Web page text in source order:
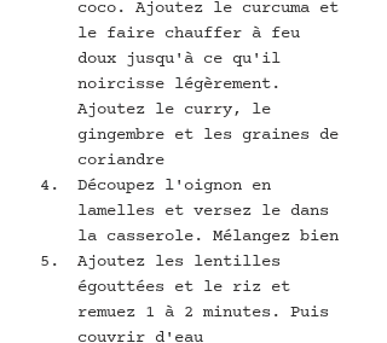
coco. Ajoutez le curcuma et
le faire chauffer à feu
doux jusqu'à ce qu'il
noircisse légèrement.
Ajoutez le curry, le
gingembre et les graines de
coriandre
Découpez l'oignon en
lamelles et versez le dans
la casserole. Mélangez bien
Ajoutez les lentilles
égouttées et le riz et
remuez 1 à 2 minutes. Puis
couvrir d'eau